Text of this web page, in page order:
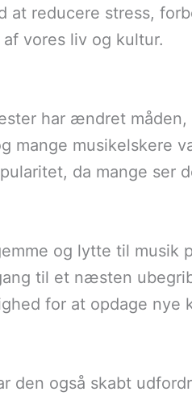
reducere stress,
vores liv og kultur.
har ændret
mange musikelskere
da mange ser
og lytte til musik
til et næsten
for at opdage nye
den også skabt